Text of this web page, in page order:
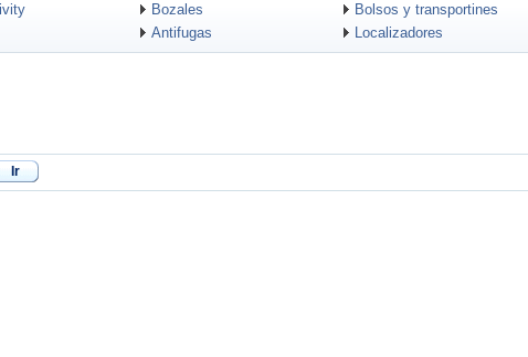
Bozales Bolsos y transportines
Antifugas
Localizadores
Ir